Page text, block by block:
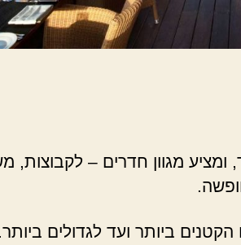
ומציע מגוון חדרים –
ביותר ועד לגדולים